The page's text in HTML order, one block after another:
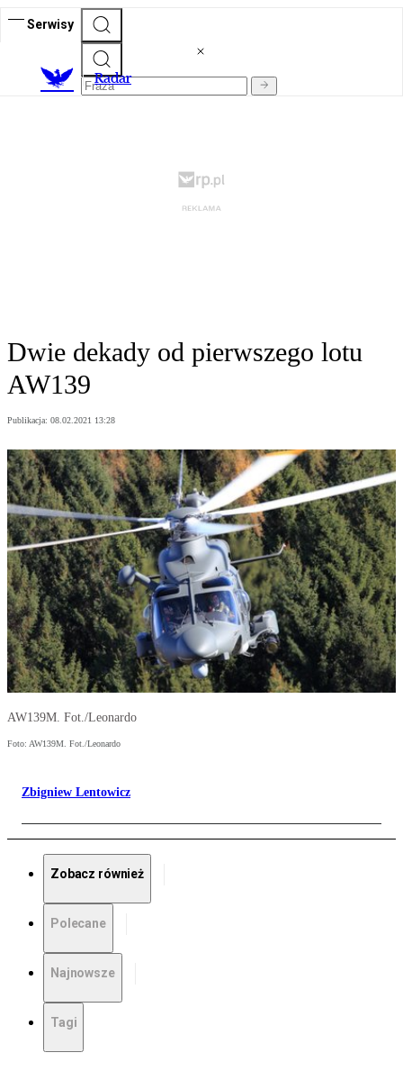
Serwisy
Radar
Dwie dekady od pierwszego lotu
AW139
Publikacja: 08.02.2021 13:28
AW139M. Fot./Leonardo
Foto: AW139M. Fot./Leonardo
Zbigniew Lentowicz
Zobacz również
Polecane
Najnowsze
Tagi